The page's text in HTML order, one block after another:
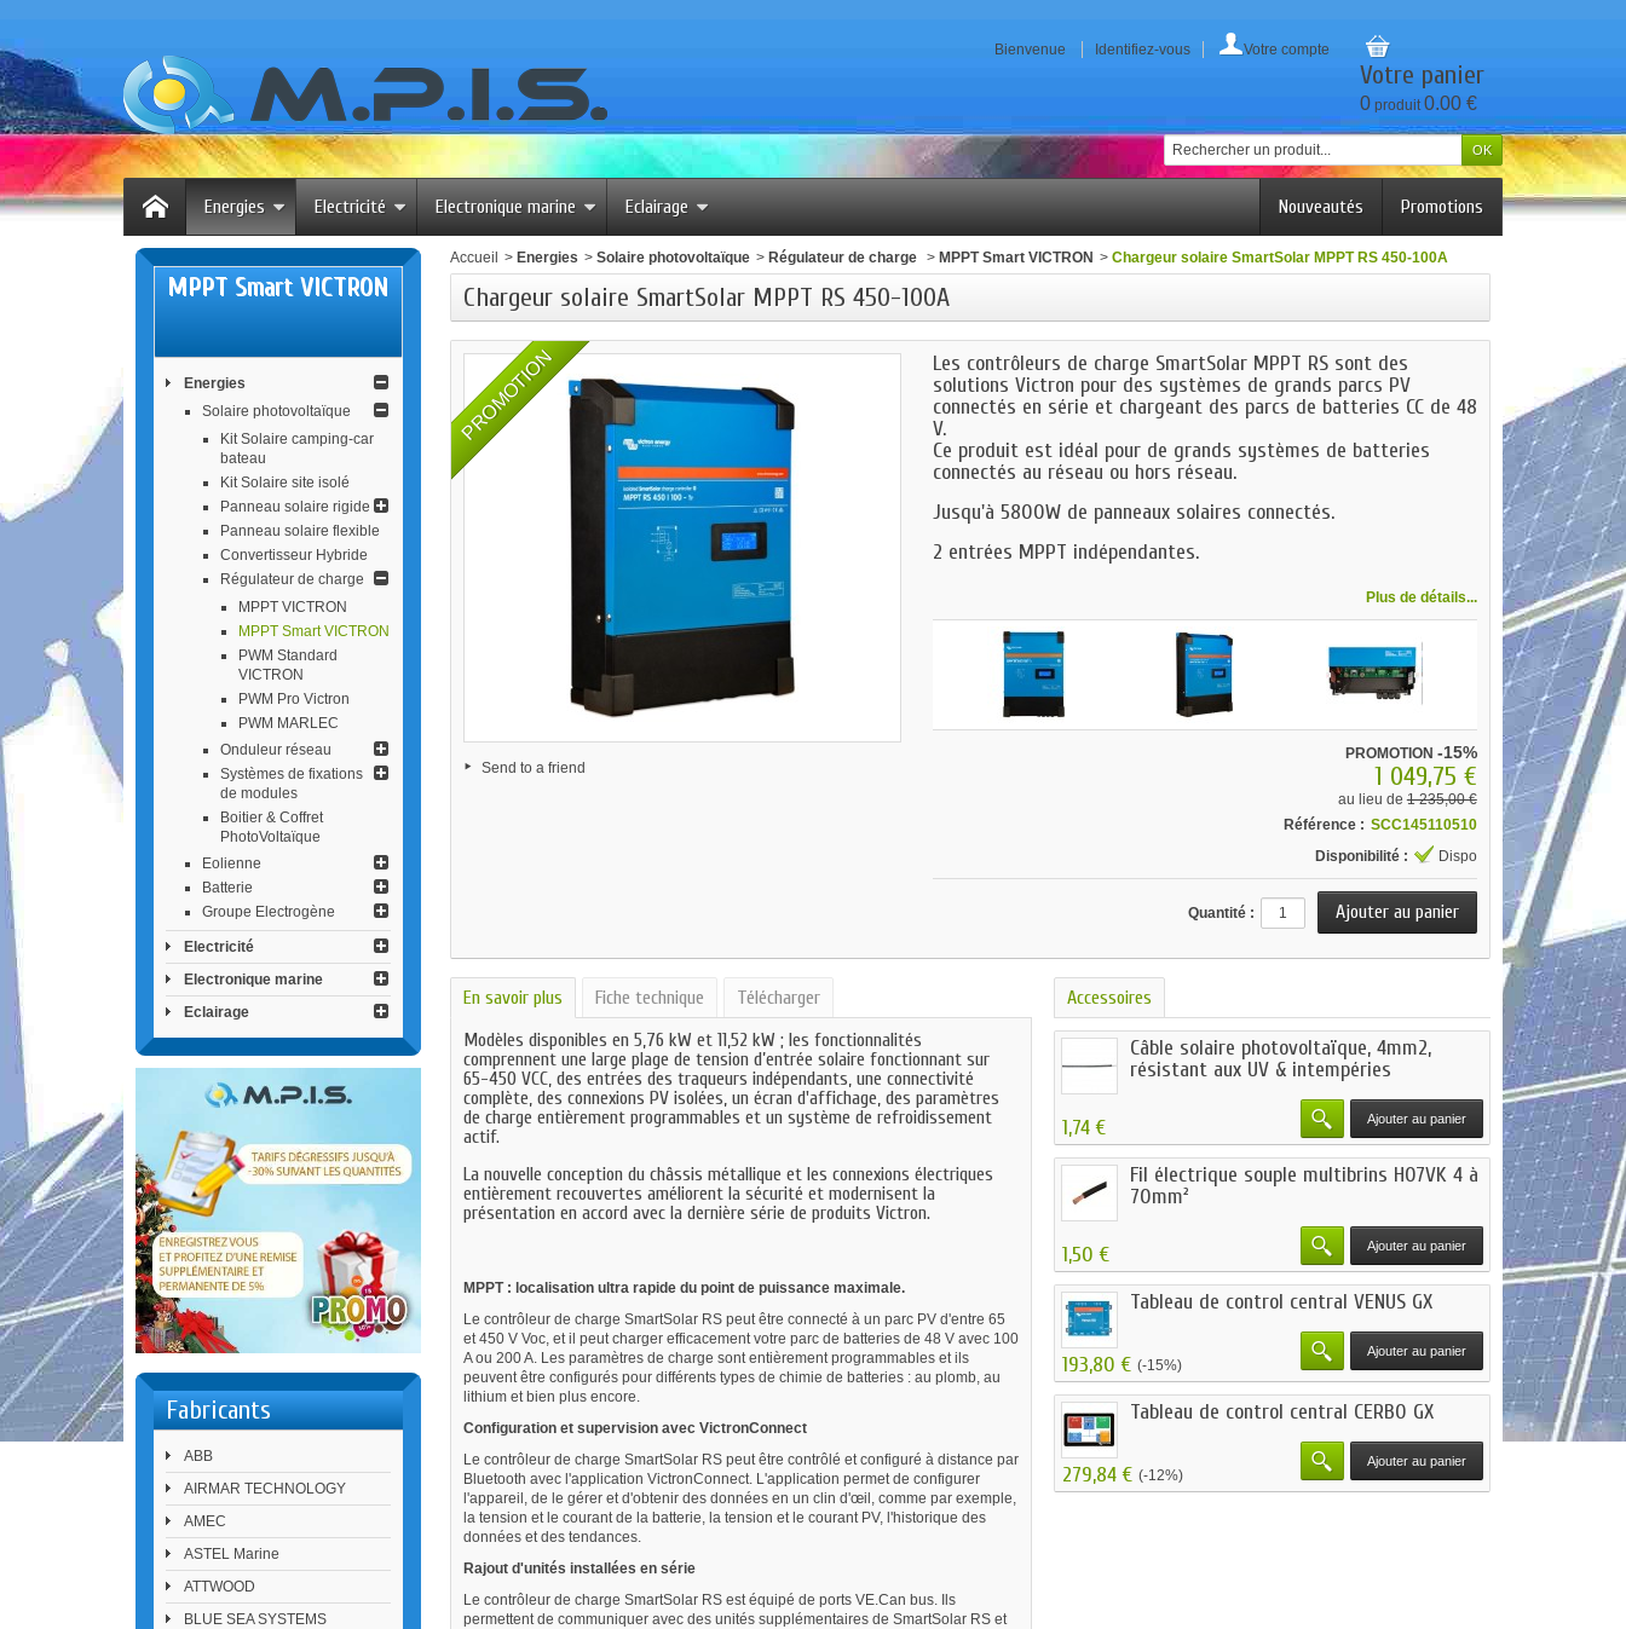
Bienvenue Identifiez-vous Votre compte
Votre panier
0 produit0.00 €
Promotions
Nouveautés
Energies Electricité Electronique marine Eclairage
MPPT Smart VICTRON
Energies
Solaire photovoltaïque
Kit Solaire camping-car
bateau
Kit Solaire site isolé
Panneau solaire rigide
Panneau solaire flexible
Convertisseur Hybride
Régulateur de charge
MPPT VICTRON
MPPT Smart VICTRON
PWM Standard
VICTRON
PWM Pro Victron
PWM MARLEC
Onduleur réseau
Systèmes de fixations
de modules
Boitier & Coffret
PhotoVoltaïque
Eolienne
Batterie
Groupe Electrogène
Electricité
Electronique marine
Eclairage
Fabricants
ABB
AIRMAR TECHNOLOGY
AMEC
ASTEL Marine
ATTWOOD
BLUE SEA SYSTEMS
Accueil > Energies > Solaire photovoltaïque > Régulateur de charge > MPPT Smart VICTRON > Chargeur solaire SmartSolar MPPT RS 450-100A
Chargeur solaire SmartSolar MPPT RS 450-100A
PROMOTION
Send to a friend
Les contrôleurs de charge SmartSolar MPPT RS sont des
solutions Victron pour des systèmes de grands parcs PV
connectés en série et chargeant des parcs de batteries CC de 48
V.
Ce produit est idéal pour de grands systèmes de batteries
connectés au réseau ou hors réseau.
Jusqu'à 5800W de panneaux solaires connectés.
2 entrées MPPT indépendantes.
Plus de détails...
PROMOTION -15%
1 049,75 €
au lieu de1 235,00 €
Référence : SCC145110510
Disponibilité :
Dispo
Quantité :
En savoir plus Fiche technique
Télécharger
Modèles disponibles en 5,76 kW et 11,52 kW ; les fonctionnalités
comprennent une large plage de tension d’entrée solaire fonctionnant sur
65-450 VCC, des entrées des traqueurs indépendants, une connectivité
complète, des connexions PV isolées, un écran d'affichage, des paramètres
de charge entièrement programmables et un système de refroidissement
actif.
La nouvelle conception du châssis métallique et les connexions électriques
entièrement recouvertes améliorent la sécurité et modernisent la
présentation en accord avec la dernière série de produits Victron.
MPPT : localisation ultra rapide du point de puissance maximale.
Le contrôleur de charge SmartSolar RS peut être connecté à un parc PV d'entre 65
et 450 V Voc, et il peut charger efficacement votre parc de batteries de 48 V avec 100
A ou 200 A. Les paramètres de charge sont entièrement programmables et ils
peuvent être configurés pour différents types de chimie de batteries : au plomb, au
lithium et bien plus encore.
Configuration et supervision avec VictronConnect
Le contrôleur de charge SmartSolar RS peut être contrôlé et configuré à distance par
Bluetooth avec l'application VictronConnect. L'application permet de configurer
l'appareil, de le gérer et d'obtenir des données en un clin d'œil, comme par exemple,
la tension et le courant de la batterie, la tension et le courant PV, l'historique des
données et des tendances.
Rajout d'unités installées en série
Le contrôleur de charge SmartSolar RS est équipé de ports VE.Can bus. Ils
permettent de communiquer avec des unités supplémentaires de SmartSolar RS et
Accessoires
Câble solaire photovoltaïque, 4mm2,
résistant aux UV & intempéries
1,74 € Ajouter au panier
Fil électrique souple multibrins H07VK 4 à
70mm²
1,50 € Ajouter au panier
Tableau de control central VENUS GX
193,80 € (-15%)
Ajouter au panier
Tableau de control central CERBO GX
279,84 € (-12%)
Ajouter au panier